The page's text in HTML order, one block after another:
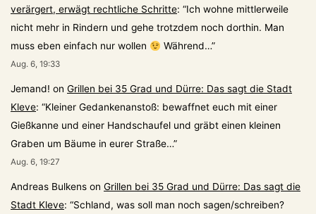
verärgert, erwägt rechtliche Schritte: “Ich wohne mittlerweile
nicht mehr in Rindern und gehe trotzdem noch dorthin. Man
muss eben einfach nur wollen
Während…”
Aug. 6, 19:33
Jemand! on Grillen bei 35 Grad und Dürre: Das sagt die Stadt
Kleve: “Kleiner Gedankenanstoß: bewaffnet euch mit einer
Gießkanne und einer Handschaufel und gräbt einen kleinen
Graben um Bäume in eurer Straße…”
Aug. 6, 19:27
Andreas Bulkens on Grillen bei 35 Grad und Dürre: Das sagt die
Stadt Kleve: “Schland, was soll man noch sagen/schreiben?